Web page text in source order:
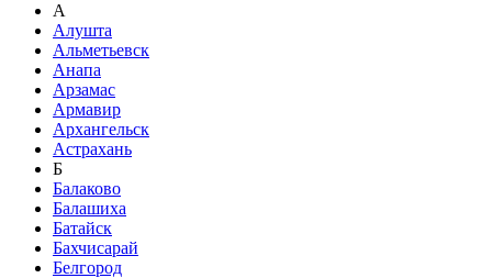
А
Алушта
Альметьевск
Анапа
Арзамас
Армавир
Архангельск
Астрахань
Б
Балаково
Балашиха
Батайск
Бахчисарай
Белгород